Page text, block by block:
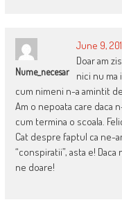
Nume_necesar
June 9,
Doar am
nici nu ma
cum nimeni n-a amintit
Am o nepoata care daca
cum termina o scoala.
Cat despre faptul ca ne-
“conspiratii”, asta e!
ne doare!